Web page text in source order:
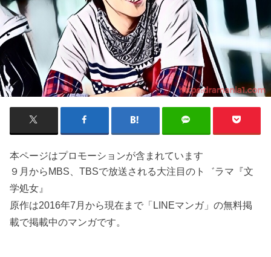
本ページはプロモーションが含まれています
９月からMBS、TBSで放送される大注目のト゛ラマ『文
学処女』
原作は2016年7月から現在まで「LINEマンガ」の無料掲
載で掲載中のマンガです。